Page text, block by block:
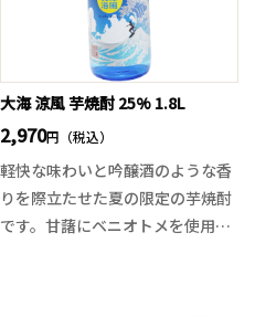
切りサイズ。飲み終わったあと
は、可愛らしいカップを小物入れ
やインテリアに再利用したくなる
ほどの魅力です。
大海 涼風 芋焼酎 25% 1.8L
2,970円（税込）
軽快な味わいと吟醸酒のような香
りを際立たせた夏の限定の芋焼酎
です。甘藷にベニオトメを使用し